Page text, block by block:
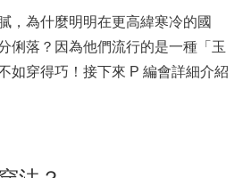
，為什麼明明在更高緯寒冷的國
俐落？因為他們流行的是一種「玉
如穿得巧！接下來 P 編會詳細介紹